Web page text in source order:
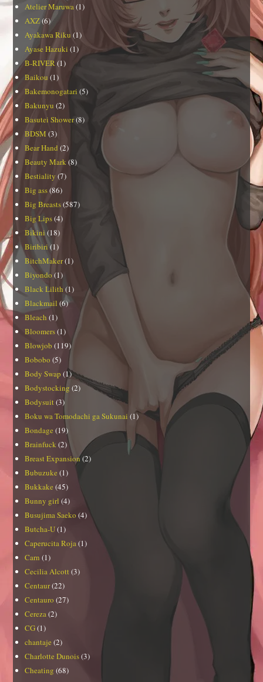
Atelier Maruwa (1)
AXZ(6)
Ayakawa Riku (1)
Ayase Hazuki (1)
B-RIVER (1)
Baikou (1)
Bakemonogatari (5)
Bakunyu (2)
Basutei Shower(8)
BDSM (3)
Bear Hand (2)
Beauty Mark (8)
Bestiality (7)
Big ass(86)
Big Breasts(587)
Big Lips(4)
Bikini (18)
Biribiri(1)
BitchMaker(1)
Biyondo (1)
Black Lilith (1)
Blackmail (6)
Bleach (1)
Bloomers(1)
Blowjob (119)
Bobobo (5)
Body Swap (1)
Bodystocking (2)
Bodysuit (3)
Boku wa Tomodachi ga Sukunai (1)
Bondage (19)
Brainfuck (2)
Breast Expansion(2)
Bubuzuke (1)
Bukkake (45)
Bunny girl (4)
Busujima Saeko (4)
Butcha-U(1)
Caperucita Roja (1)
Carn (1)
Cecilia Alcott (3)
Centaur(22)
Centauro (27)
Cereza (2)
CG(1)
chantaje (2)
Charlotte Dunois(3)
Cheating (68)